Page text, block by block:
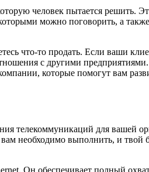
человек пытается решить.
можно поговорить, а
что-то продать. Если ваши
с другими предприятиями.
которые помогут вам
телекоммуникаций для вашей
необходимо выполнить, и
Он обеспечивает полный